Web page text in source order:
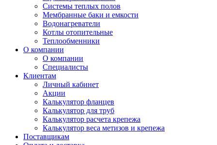
Системы теплых полов
Мембранные баки и емкости
Водонагреватели
Котлы отопительные
Теплообменники
О компании
О компании
Специалисты
Клиентам
Личный кабинет
Акции
Калькулятор фланцев
Калькулятор для труб
Калькулятор расчета крепежа
Калькулятор веса метизов и крепежа
Поставщикам